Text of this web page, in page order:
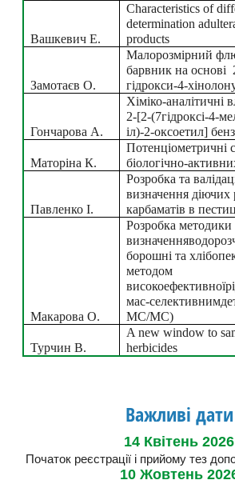
Вашкевич Е.
Characteristics of
determination
products
Замотаєв О.
Малорозмірний
барвник на основі
гідрокси-4-
Гончарова А.
Хіміко-аналітичні
2-[2-(7гідроксі-4-
іл)-2-оксоетил]
Маторіна К.
Потенціометричні
біологічно-
Павленко І.
Розробка та
визначення діючих
карбаматів в
Макарова О.
Розробка методики
борошні та
методом
мас-
МС/МС)
Турчин В.
A new window to
herbicides
Важливі дати
14 Квітень 2026
Початок реєстрації і прийому тез
10 Жовтень